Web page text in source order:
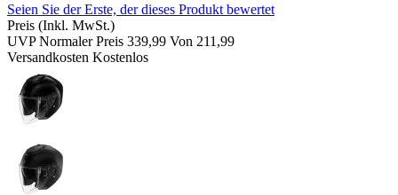
Seien Sie der Erste, der dieses Produkt bewertet
Preis (Inkl. MwSt.)
UVPNormaler Preis 339,99 Von 211,99
Versandkosten Kostenlos